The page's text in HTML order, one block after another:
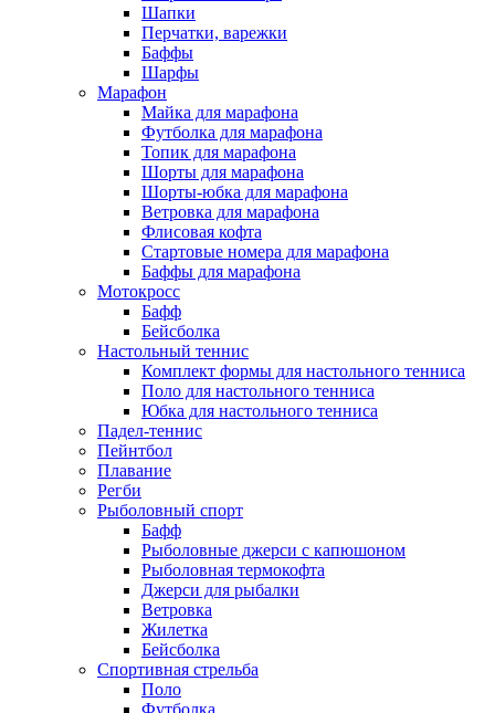
Шапки
Перчатки, варежки
Баффы
Шарфы
Марафон
Майка для марафона
Футболка для марафона
Топик для марафона
Шорты для марафона
Шорты-юбка для марафона
Ветровка для марафона
Флисовая кофта
Стартовые номера для марафона
Баффы для марафона
Мотокросс
Бафф
Бейсболка
Настольный теннис
Комплект формы для настольного тенниса
Поло для настольного тенниса
Юбка для настольного тенниса
Падел-теннис
Пейнтбол
Плавание
Регби
Рыболовный спорт
Бафф
Рыболовные джерси с капюшоном
Рыболовная термокофта
Джерси для рыбалки
Ветровка
Жилетка
Бейсболка
Спортивная стрельба
Поло
Футболка